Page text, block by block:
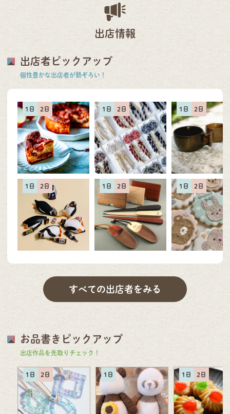
出店情報
出店者ピックアップ
個性豊かな出店者が勢ぞろい！
1日 2日
1日 2日
1日 2日
1日 2日
1日 2日
1日 2日
すべての出店者をみる
お品書きピックアップ
出店作品を先取りチェック！
1日 2日 1日 1日 2日